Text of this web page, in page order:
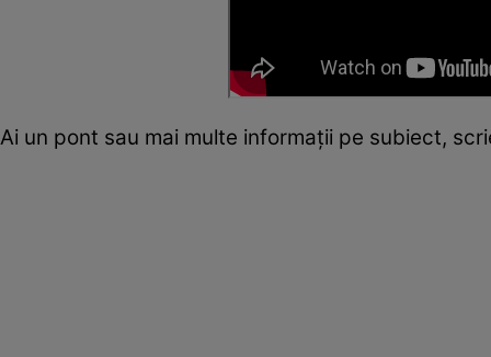
Ai un pont sau mai multe informații pe subiect,